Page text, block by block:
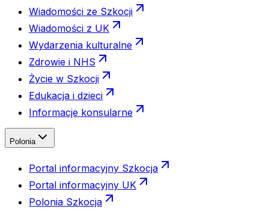
Wiadomości ze Szkocji
Wiadomości z UK
Wydarzenia kulturalne
Zdrowie i NHS
Życie w Szkocji
Edukacja i dzieci
Informacje konsularne
Polonia
Portal informacyjny Szkocja
Portal informacyjny UK
Polonia Szkocja